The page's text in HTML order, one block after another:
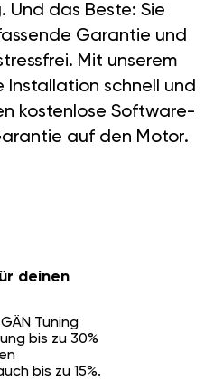
Und das Beste: Sie
Garantie und
Mit unserem
schnell und
kostenlose Software-
auf den Motor.
deinen
Tuning
bis zu 30%
bis zu 15%.